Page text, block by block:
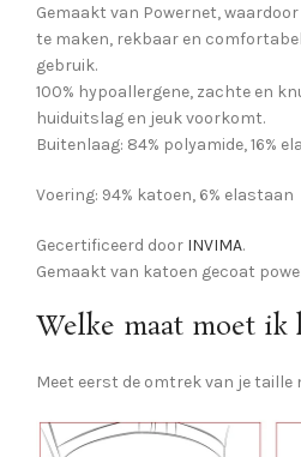
Gemaakt van Powernet,
te maken, rekbaar en
gebruik.
100% hypoallergene, zachte en
huiduitslag en jeuk voorkomt.
Buitenlaag: 84% polyamide, 16%
Voering: 94% katoen, 6% elastaan
Gecertificeerd door INVIMA.
Gemaakt van katoen gecoat
Welke maat moet ik
Meet eerst de omtrek van je taille